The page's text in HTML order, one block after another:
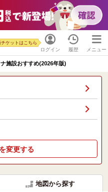
ログイン
チケットはこちら
履歴 メニュー
施設おすすめ(2026年版)
変更する
地図から探す